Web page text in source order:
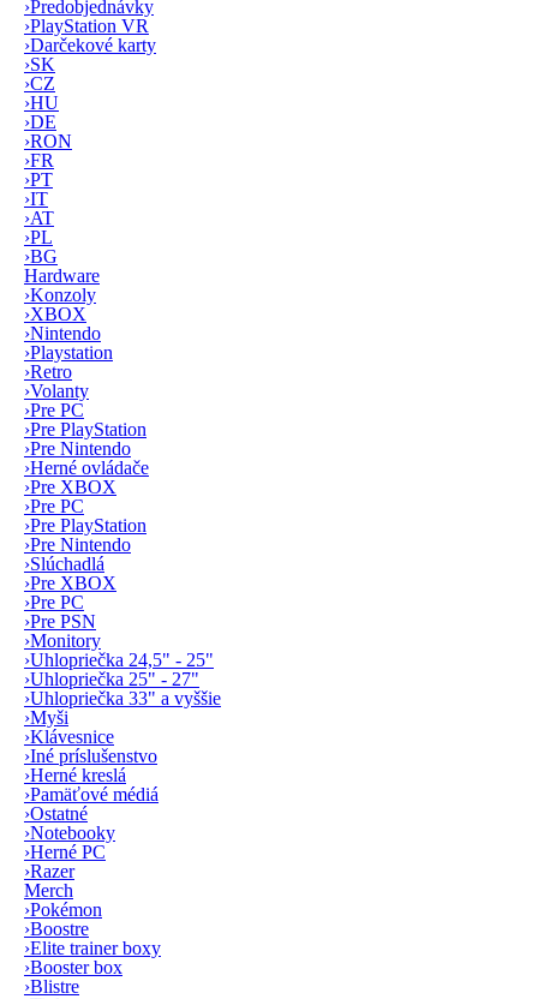
›Predobjednávky
›PlayStation VR
›Darčekové karty
›SK
›CZ
›HU
›DE
›RON
›FR
›PT
›IT
›AT
›PL
›BG
Hardware
›Konzoly
›XBOX
›Nintendo
›Playstation
›Retro
›Volanty
›Pre PC
›Pre PlayStation
›Pre Nintendo
›Herné ovládače
›Pre XBOX
›Pre PC
›Pre PlayStation
›Pre Nintendo
›Slúchadlá
›Pre XBOX
›Pre PC
›Pre PSN
›Monitory
›Uhlopriečka 24,5" - 25"
›Uhlopriečka 25" - 27"
›Uhlopriečka 33" a vyššie
›Myši
›Klávesnice
›Iné príslušenstvo
›Herné kreslá
›Pamäťové médiá
›Ostatné
›Notebooky
›Herné PC
›Razer
Merch
›Pokémon
›Boostre
›Elite trainer boxy
›Booster box
›Blistre